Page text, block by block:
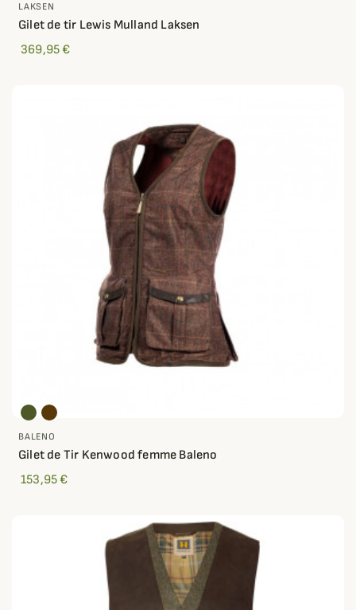
LAKSEN
Gilet de tir Lewis Mulland Laksen
369,95 €
BALENO
Gilet de Tir Kenwood femme Baleno
153,95 €